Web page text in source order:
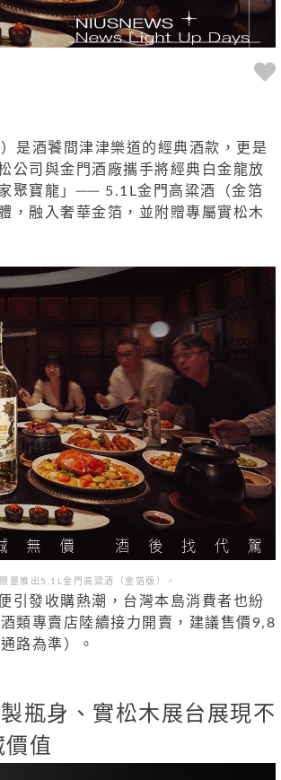
是酒饕間津津樂道的經典酒款，更是
公司與金門酒廠攜手將經典白金龍放
聚寶龍」── 5.1L金門高粱酒（金箔
，融入奢華金箔，並附贈專屬實松木
量推出5.1L金門高粱酒（金箔版）。
引發收購熱潮，台灣本島消費者也紛
類專賣店陸續接力開賣，建議售價9,8
路為準）。
瓶身、實松木展台展現不
價值